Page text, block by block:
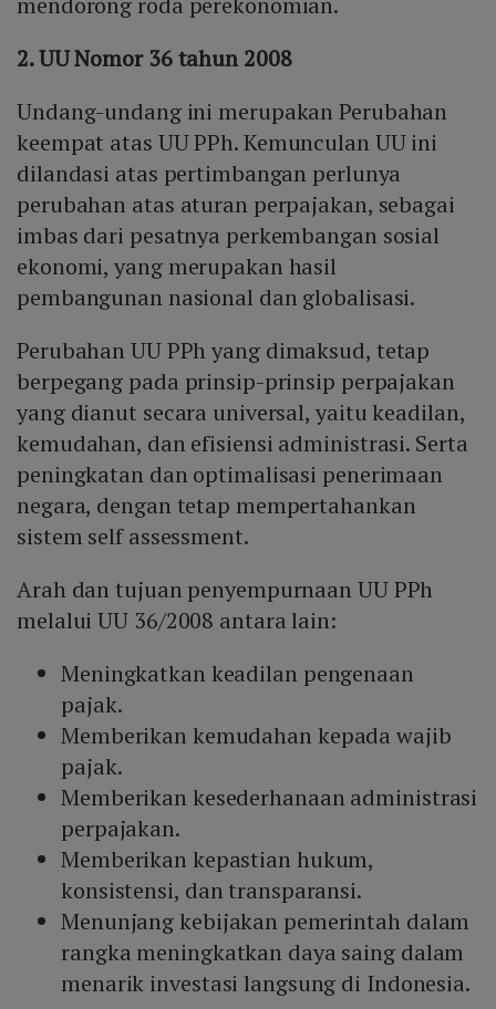
2. UU Nomor 36 tahun 2008
Undang-undang ini merupakan Perubahan
keempat atas UU PPh. Kemunculan UU ini
dilandasi atas pertimbangan perlunya
perubahan atas aturan perpajakan, sebagai
imbas dari pesatnya perkembangan sosial
ekonomi, yang merupakan hasil
pembangunan nasional dan globalisasi.
Perubahan UU PPh yang dimaksud, tetap
berpegang pada prinsip-prinsip perpajakan
yang dianut secara universal, yaitu keadilan,
kemudahan, dan efisiensi administrasi. Serta
peningkatan dan optimalisasi penerimaan
negara, dengan tetap mempertahankan
sistem self assessment.
Arah dan tujuan penyempurnaan UU PPh
melalui UU 36/2008 antara lain:
Meningkatkan keadilan pengenaan
pajak.
Memberikan kemudahan kepada wajib
pajak.
Memberikan kesederhanaan administrasi
perpajakan.
Memberikan kepastian hukum,
konsistensi, dan transparansi.
Menunjang kebijakan pemerintah dalam
rangka meningkatkan daya saing dalam
menarik investasi langsung di Indonesia.